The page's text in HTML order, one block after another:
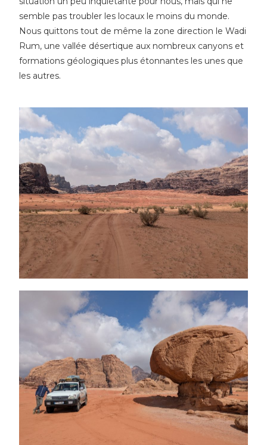
semble pas troubler les locaux le moins du monde.
Nous quittons tout de même la zone direction le Wadi
Rum, une vallée désertique aux nombreux canyons et
formations géologiques plus étonnantes les unes que
les autres.